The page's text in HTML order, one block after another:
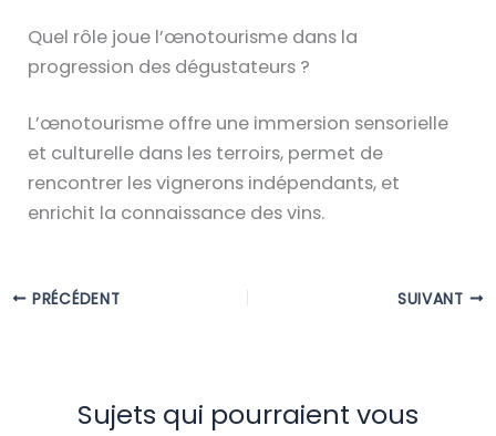
Quel rôle joue l’œnotourisme dans la
progression des dégustateurs ?
L’œnotourisme offre une immersion sensorielle
et culturelle dans les terroirs, permet de
rencontrer les vignerons indépendants, et
enrichit la connaissance des vins.
PRÉCÉDENT SUIVANT
Sujets qui pourraient vous